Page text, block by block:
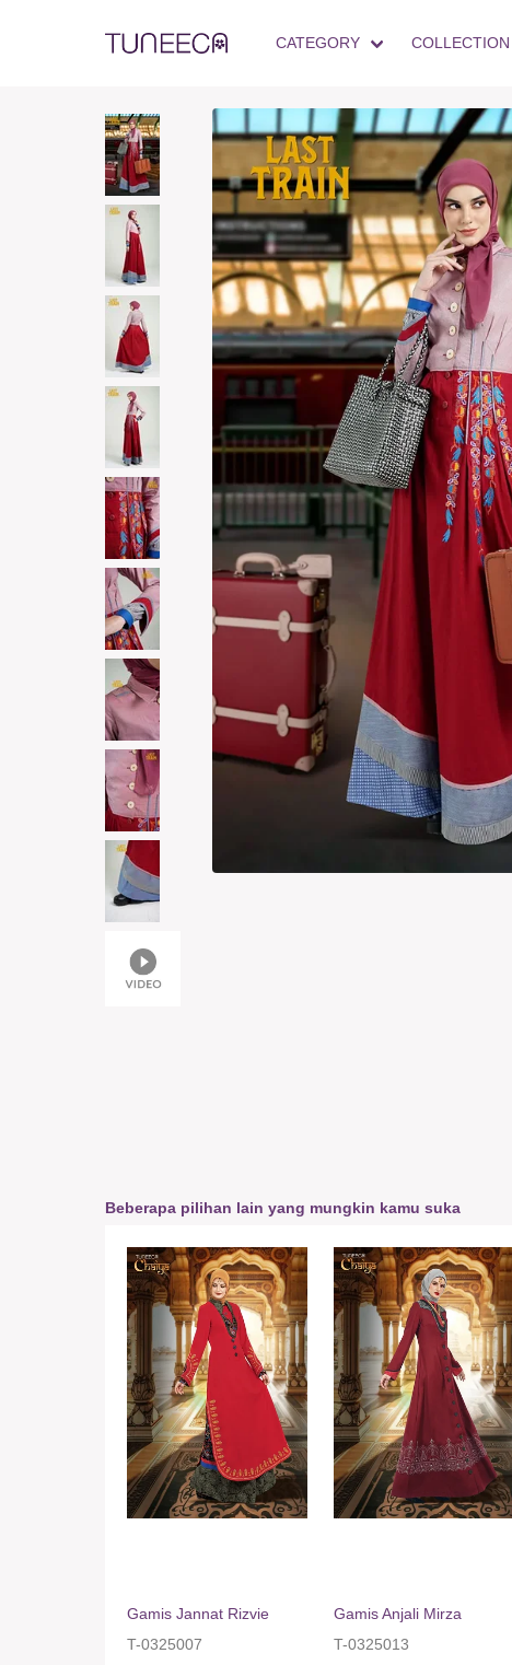
CATEGORY COLLECTION
Beberapa pilihan lain yang mungkin kamu suka
Gamis Jannat Rizvie
T-0325007
Gamis Anjali Mirza
T-0325013